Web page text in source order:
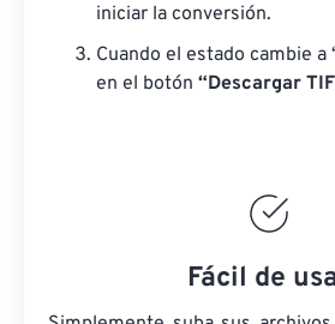
iniciar la conversión.
Cuando el estado cambie a
en el botón “Descargar
Fácil de